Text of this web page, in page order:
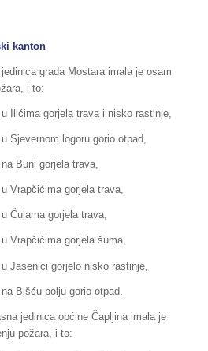
kanton
grada Mostara imala je osam
i to:
Ilićima gorjela trava i nisko rastinje,
Sjevernom logoru gorio otpad,
Buni gorjela trava,
Vrapčićima gorjela trava,
Čulama gorjela trava,
Vrapčićima gorjela šuma,
Jasenici gorjelo nisko rastinje,
Bišću polju gorio otpad.
jedinica općine Čapljina imala je
požara, i to: